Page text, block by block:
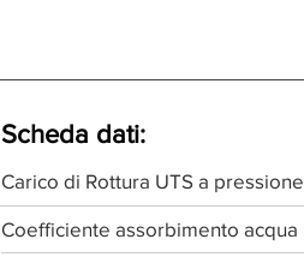
Scheda dati:
Carico di Rottura UTS a pressione
Coefficiente assorbimento acqua